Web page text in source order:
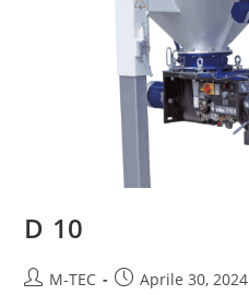
D 10
M-TEC
Aprile 30, 2024